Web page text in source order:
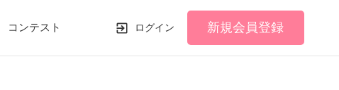
コンテスト ログイン 新規会員登録